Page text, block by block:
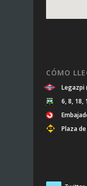
CÓMO
Legazpi
6, 8, 18,
Plaza